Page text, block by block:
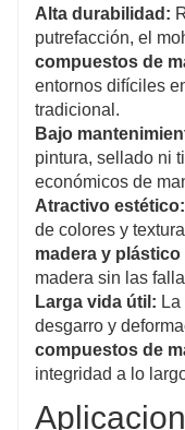
Alta durabilidad:
putrefacción, el
compuestos de
entornos difíciles
tradicional.
Bajo
pintura, sellado ni
económicos de
Atractivo estético:
de colores y
madera y plástico
madera sin las
Larga vida útil:
desgarro y
compuestos de
integridad a lo